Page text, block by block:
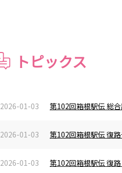
トピックス
2026-01-03 第102回箱根駅伝 総
2026-01-03 第102回箱根駅伝 復
2026-01-03 第102回箱根駅伝 復